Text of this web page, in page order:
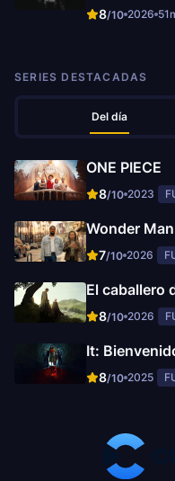
8/10 2026
SERIES DESTACADAS
Del día
ONE PIECE
8/10 2023
Wonder Man
7/10 2026
El caballero
8/10 2026
It:
8/10 2025